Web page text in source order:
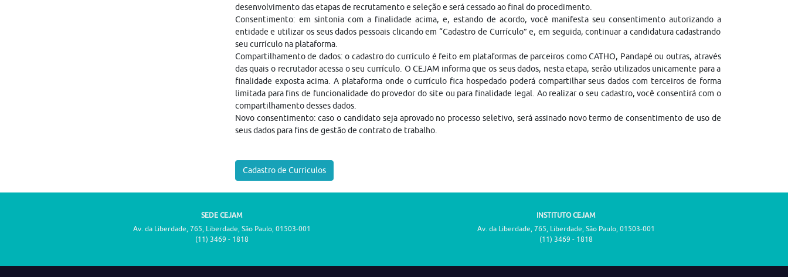
desenvolvimento das etapas de recrutamento e seleção e será cessado ao final do procedimento.
Consentimento: em sintonia com a finalidade acima, e, estando de acordo, você manifesta seu consentimento autorizando a
entidade e utilizar os seus dados pessoais clicando em “Cadastro de Currículo” e, em seguida, continuar a candidatura cadastrando
seu currículo na plataforma.
Compartilhamento de dados: o cadastro do currículo é feito em plataformas de parceiros como CATHO, Pandapé ou outras, através
das quais o recrutador acessa o seu currículo. O CEJAM informa que os seus dados, nesta etapa, serão utilizados unicamente para a
finalidade exposta acima. A plataforma onde o currículo fica hospedado poderá compartilhar seus dados com terceiros de forma
limitada para fins de funcionalidade do provedor do site ou para finalidade legal. Ao realizar o seu cadastro, você consentirá com o
compartilhamento desses dados.
Novo consentimento: caso o candidato seja aprovado no processo seletivo, será assinado novo termo de consentimento de uso de
seus dados para fins de gestão de contrato de trabalho.
Cadastro de Curriculos
SEDE CEJAM
Av. da Liberdade, 765, Liberdade, São Paulo, 01503-001
(11) 3469 - 1818
INSTITUTO CEJAM
Av. da Liberdade, 765, Liberdade, São Paulo, 01503-001
(11) 3469 - 1818